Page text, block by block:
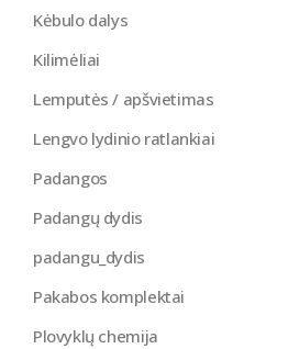
Kėbulo dalys
Kilimėliai
Lemputės / apšvietimas
Lengvo lydinio ratlankiai
Padangos
Padangų dydis
padangu_dydis
Pakabos komplektai
Plovyklų chemija